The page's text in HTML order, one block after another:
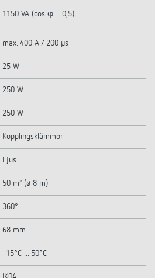
1150 VA (cos φ = 0,5)
max. 400 A / 200 µs
25 W
250 W
250 W
Kopplingsklämmor
Ljus
50 m² (ø 8 m)
360°
68 mm
-15°C ... 50°C